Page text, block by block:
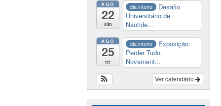
AGO
22
sáb
dia inteiro
Desafio
Universitário de
Nautide...
AGO
25
ter
dia inteiro
Exposição:
Perder Tudo.
Novament...
Ver calendário